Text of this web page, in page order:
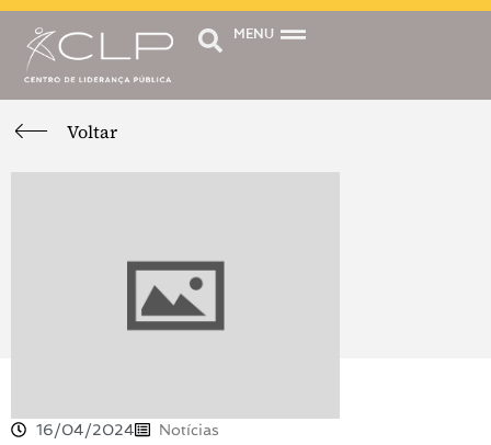
MENU
Voltar
16/04/2024 Notícias